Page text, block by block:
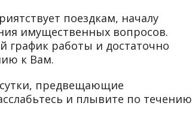
поездкам, началу
имущественных вопросов.
работы и достаточно
к Вам.
сутки, предвещающие
и плывите по течению